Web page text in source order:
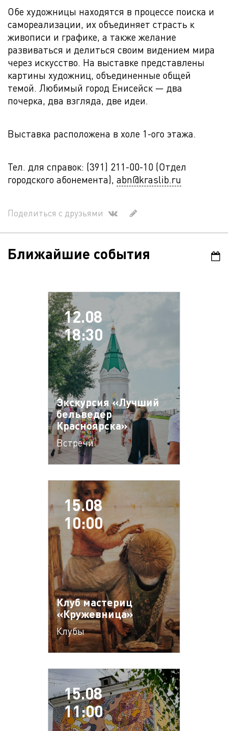
Обе художницы находятся в процессе поиска и
самореализации, их объединяет страсть к
живописи и графике, а также желание
развиваться и делиться своим видением мира
через искусство. На выставке представлены
картины художниц, объединенные общей
темой. Любимый город Енисейск — два
почерка, два взгляда, две идеи.
Выставка расположена в холе 1-ого этажа.
Тел. для справок: (391) 211-00-10 (Отдел
городского абонемента), abn@kraslib.ru
Поделиться с друзьями
Ближайшие события
12.08
18:30
Экскурсия «Лучший
бельведер
Красноярска»
Встречи
15.08
10:00
Клуб мастериц
«Кружевница»
Клубы
15.08
11:00